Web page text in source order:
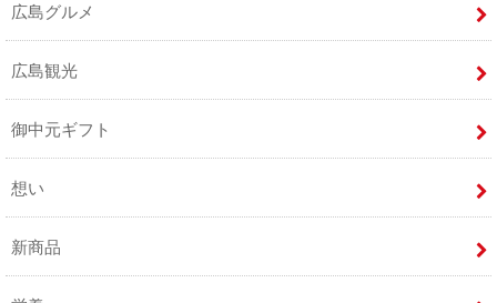
広島グルメ
広島観光
御中元ギフト
想い
新商品